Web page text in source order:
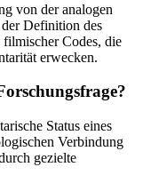
von der analogen
Definition des
Codes, die
erwecken.
Status eines
Verbindung
gezielte